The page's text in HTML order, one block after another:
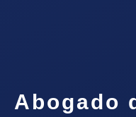
Abogado